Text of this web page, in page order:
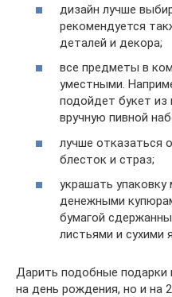
дизайн лучше
рекомендуется
деталей и декора;
все предметы в
уместными.
подойдет букет из
вручную пивной
лучше отказаться
блесток и страз;
украшать
денежными
бумагой
листьями и сухими
Дарить подобные
на день рождения, но и на